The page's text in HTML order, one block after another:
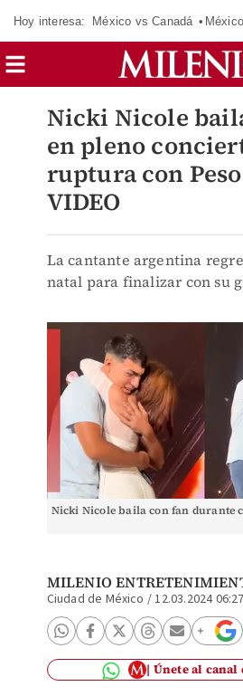
Hoy interesa: México vs Canadá
Nicki Nicole
en pleno
ruptura con
VIDEO
La cantante argentina
natal para finalizar con su
Nicki Nicole baila con fan durante
MILENIO
Ciudad de México /12.03.2024
Únete al canal